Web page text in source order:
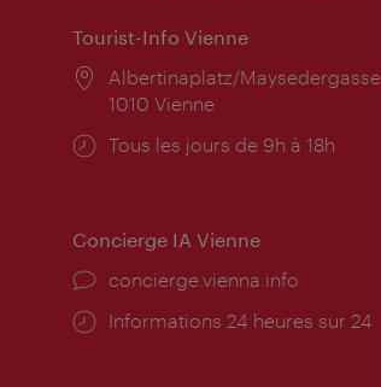
Tourist-Info Vienne
Lieu:
Albertinaplatz/Maysedergasse
1010 Vienne
Horaires
Tous les jours de 9h à 18h
Concierge IA Vienne
Ort:
concierge.vienna.info
Öffnungszeiten:
Informations 24 heures sur 24